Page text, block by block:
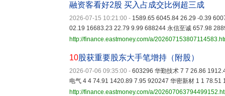
融资客看好2股 买入占成交比例超三成
2026-07-15 10:21:00 - 1589.65 6045.84 26.29 -0.39
02.19 16683.23 22.79 9.99 688244 永信至诚 657.98
http://finance.eastmoney.com/a/
10股获重要股东大手笔增持（附股）
2026-07-06 09:35:00 - 603296 华勤技术 7 7 26.86
电气 4 4 74.91 1420.89 7.95 920247 华密新材 1 1
http://finance.eastmoney.com/a/